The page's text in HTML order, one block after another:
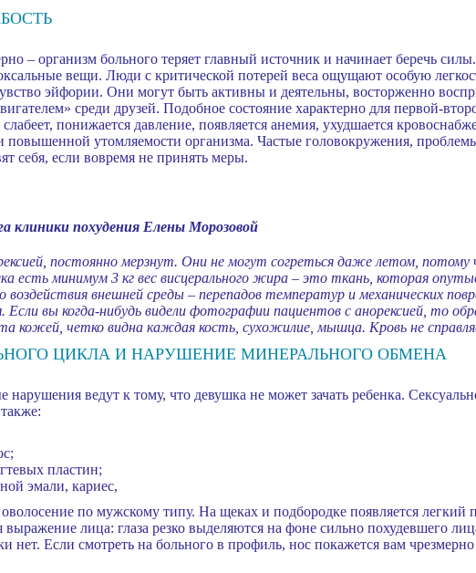
– организм больного теряет главный источник и начинает беречь
вещи. Люди с критической потерей веса ощущают особую
эйфории. Они могут быть активны и деятельны, восторженно
среди друзей. Подобное состояние характерно для первой-
слабеет, понижается давление, появляется анемия, ухудшается
повышенной утомляемости организма. Частые головокружения,
себя, если вовремя не принять меры.
клиники похудения Елены Морозовой
постоянно мерзнут. Они не могут согреться даже летом,
есть минимум 3 кг вес висцерального жира – это ткань, которая
воздействия внешней среды – перепадов температур и механических
вы когда-нибудь видели фотографии пациентов с анорексией, то
кожей, четко видна каждая кость, сухожилие, мышца. Кровь не
ЦИКЛА И НАРУШЕНИЕ МИНЕРАЛЬНОГО ОБМЕНА
нарушения ведут к тому, что девушка не может зачать ребенка.
пластин;
эмали, кариес,
по мужскому типу. На щеках и подбородке появляется легкий
лица: глаза резко выделяются на фоне сильно похудевшего
нет. Если смотреть на больного в профиль, нос покажется вам